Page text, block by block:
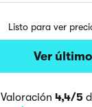
Listo para ver
Ver
Valoración 4,4/5